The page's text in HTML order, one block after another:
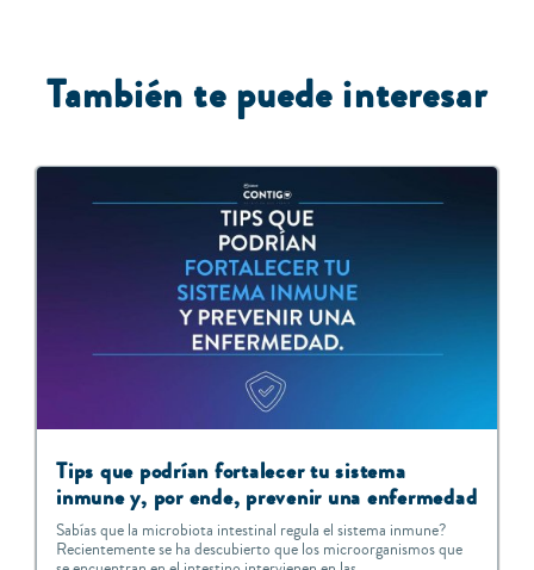
También te puede interesar
Tips que podrían fortalecer tu sistema
inmune y, por ende, prevenir una enfermedad
Sabías que la microbiota intestinal regula el sistema inmune?
Recientemente se ha descubierto que los microorganismos que